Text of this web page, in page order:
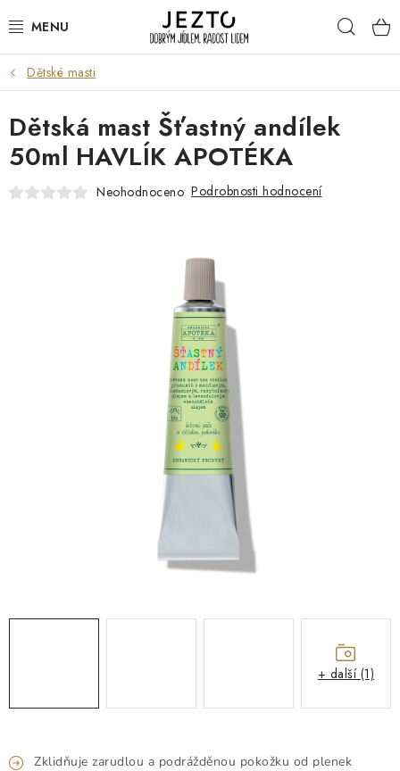
na
DÁRKOVÉ SADY
TRVANLIVÉ
DROGERIE A KOSMETIKA
FIREMNÍ DÁRKY
Dětské masti
Zklidňuje zarudlou a podrážděnou pokožku od plenek
Dětská mast Šťastný andílek
50ml HAVLÍK APOTÉKA
Neohodnoceno Podrobnosti hodnocení
+ další (1)